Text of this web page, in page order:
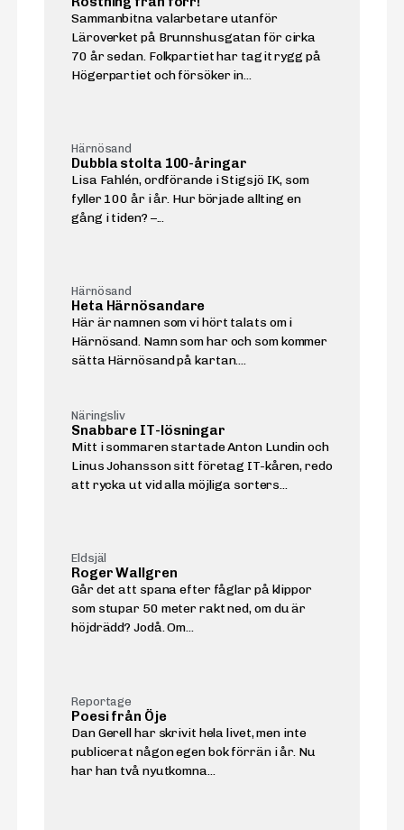
Sammanbitna valarbetare utanför
Läroverket på Brunnshusgatan för cirka
70 år sedan. Folkpartiet har tagit rygg på
Högerpartiet och försöker in...
Härnösand
Dubbla stolta 100-åringar
Lisa Fahlén, ordförande i Stigsjö IK, som
fyller 100 år i år. Hur började allting en
gång i tiden? –...
Härnösand
Heta Härnösandare
Här är namnen som vi hört talats om i
Härnösand. Namn som har och som kommer
sätta Härnösand på kartan....
Näringsliv
Snabbare IT-lösningar
Mitt i sommaren startade Anton Lundin och
Linus Johansson sitt företag IT-kåren, redo
att rycka ut vid alla möjliga sorters...
Eldsjäl
Roger Wallgren
Går det att spana efter fåglar på klippor
som stupar 50 meter rakt ned, om du är
höjdrädd? Jodå. Om...
Reportage
Poesi från Öje
Dan Gerell har skrivit hela livet, men inte
publicerat någon egen bok förrän i år. Nu
har han två nyutkomna...